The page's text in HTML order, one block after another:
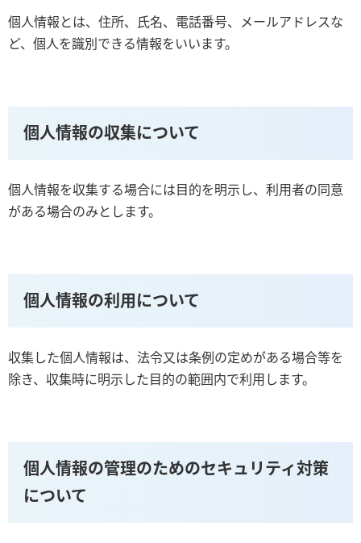
個人情報とは、住所、氏名、電話番号、メールアドレスな
ど、個人を識別できる情報をいいます。
個人情報の収集について
個人情報を収集する場合には目的を明示し、利用者の同意
がある場合のみとします。
個人情報の利用について
収集した個人情報は、法令又は条例の定めがある場合等を
除き、収集時に明示した目的の範囲内で利用します。
個人情報の管理のためのセキュリティ対策
について